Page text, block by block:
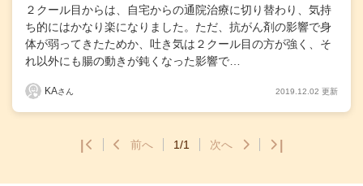
２クール目からは、自宅からの通院治療に切り替わり、気持
ち的にはかなり楽になりました。ただ、抗がん剤の影響で身
体が弱ってきたためか、吐き気は２クール目の方が強く、そ
れ以外にも腸の動きが鈍くなった影響で…
KAさん 2019.12.02 更新
前へ 1/1 次へ